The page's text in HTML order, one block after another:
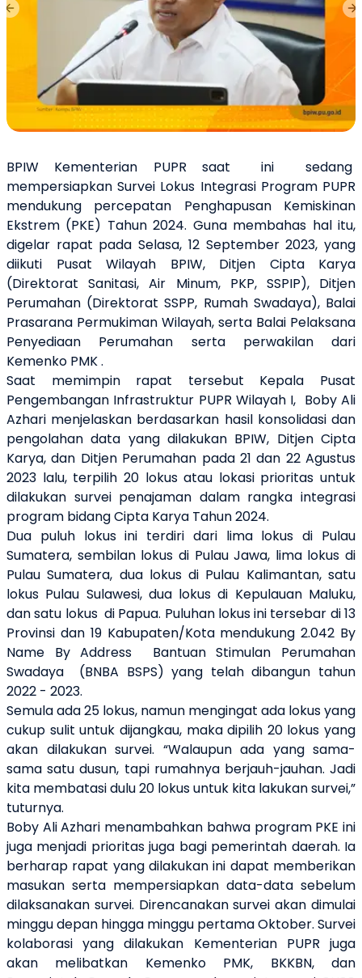
Previous slide
BPIW Kementerian PUPR saat ini sedang
mempersiapkan Survei Lokus Integrasi Program PUPR
mendukung percepatan Penghapusan Kemiskinan
Ekstrem (PKE) Tahun 2024. Guna membahas hal itu,
digelar rapat pada Selasa, 12 September 2023, yang
diikuti Pusat Wilayah BPIW, Ditjen Cipta Karya
(Direktorat Sanitasi, Air Minum, PKP, SSPIP), Ditjen
Perumahan (Direktorat SSPP, Rumah Swadaya), Balai
Prasarana Permukiman Wilayah, serta Balai Pelaksana
Penyediaan Perumahan serta perwakilan dari
Kemenko PMK .
Saat memimpin rapat tersebut Kepala Pusat
Pengembangan Infrastruktur PUPR Wilayah I, Boby Ali
Azhari menjelaskan berdasarkan hasil konsolidasi dan
pengolahan data yang dilakukan BPIW, Ditjen Cipta
Karya, dan Ditjen Perumahan pada 21 dan 22 Agustus
2023 lalu, terpilih 20 lokus atau lokasi prioritas untuk
dilakukan survei penajaman dalam rangka integrasi
program bidang Cipta Karya Tahun 2024.
Dua puluh lokus ini terdiri dari lima lokus di Pulau
Sumatera, sembilan lokus di Pulau Jawa, lima lokus di
Pulau Sumatera, dua lokus di Pulau Kalimantan, satu
lokus Pulau Sulawesi, dua lokus di Kepulauan Maluku,
dan satu lokus di Papua. Puluhan lokus ini tersebar di 13
Provinsi dan 19 Kabupaten/Kota mendukung 2.042 By
Name By Address Bantuan Stimulan Perumahan
Swadaya (BNBA BSPS) yang telah dibangun tahun
2022 - 2023.
Semula ada 25 lokus, namun mengingat ada lokus yang
cukup sulit untuk dijangkau, maka dipilih 20 lokus yang
akan dilakukan survei. “Walaupun ada yang sama-
sama satu dusun, tapi rumahnya berjauh-jauhan. Jadi
kita membatasi dulu 20 lokus untuk kita lakukan survei,”
tuturnya.
Boby Ali Azhari menambahkan bahwa program PKE ini
juga menjadi prioritas juga bagi pemerintah daerah. Ia
berharap rapat yang dilakukan ini dapat memberikan
masukan serta mempersiapkan data-data sebelum
dilaksanakan survei. Direncanakan survei akan dimulai
minggu depan hingga minggu pertama Oktober. Survei
kolaborasi yang dilakukan Kementerian PUPR juga
akan melibatkan Kemenko PMK, BKKBN, dan